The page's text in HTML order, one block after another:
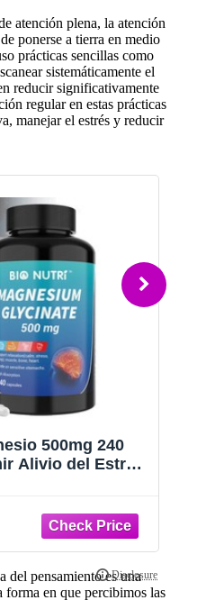
atención plena, la atención
ponerse a tierra en medio
prácticas sencillas como
sistemáticamente el
reducir significativamente
regular en estas prácticas
manejar el estrés y reducir
naturales para aliviar el
para el dolor, el
del pensamiento es una
forma en que percibimos las